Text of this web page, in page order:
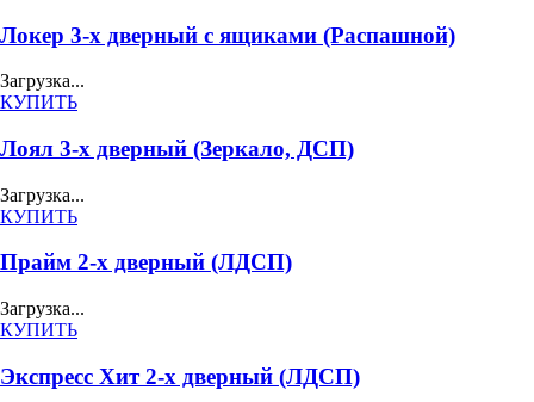
Локер 3-х дверный с ящиками (Распашной)
Загрузка...
КУПИТЬ
Лоял 3-х дверный (Зеркало, ДСП)
Загрузка...
КУПИТЬ
Прайм 2-х дверный (ЛДСП)
Загрузка...
КУПИТЬ
Экспресс Хит 2-х дверный (ЛДСП)